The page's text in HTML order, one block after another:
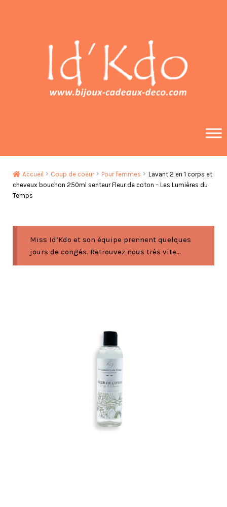
Accueil Coup de coeur Pour femmes
Lavant 2 en 1 corps et
cheveux bouchon 250ml senteur Fleur de coton – Les Lumières du
Temps
Miss Id’Kdo et son équipe prennent quelques
jours de congés. Retrouvez nous très vite...